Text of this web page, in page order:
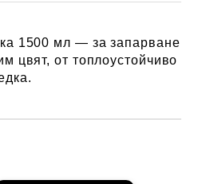
1500 мл — за запарване
цвят, от топлоустойчиво